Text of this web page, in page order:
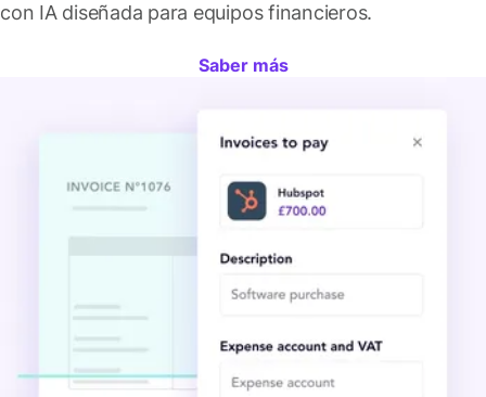
con IA diseñada para equipos financieros.
Saber más